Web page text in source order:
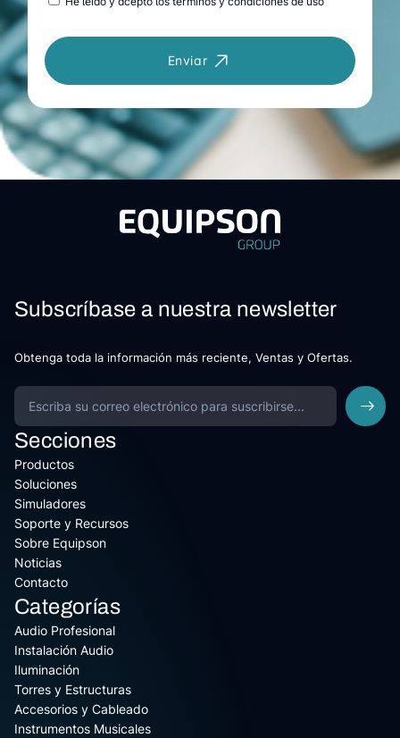
Enviar
Subscríbase a nuestra newsletter
Obtenga toda la información más reciente, Ventas y Ofertas.
Secciones
Productos
Soluciones
Simuladores
Soporte y Recursos
Sobre Equipson
Noticias
Contacto
Categorías
Audio Profesional
Instalación Audio
Iluminación
Torres y Estructuras
Accesorios y Cableado
Instrumentos Musicales